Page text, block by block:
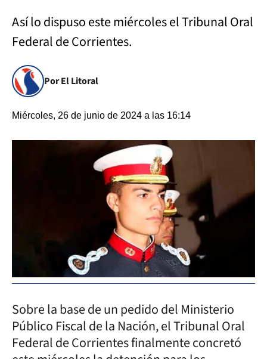
Así lo dispuso este miércoles el Tribunal Oral
Federal de Corrientes.
Por El Litoral
Miércoles, 26 de junio de 2024 a las 16:14
Sobre la base de un pedido del Ministerio
Público Fiscal de la Nación, el Tribunal Oral
Federal de Corrientes finalmente concretó